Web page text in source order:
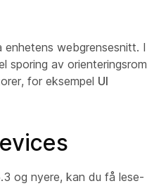
enhetens webgrensesnitt. I
sporing av orienteringsrom
for eksempel UI
og nyere, kan du få lese-